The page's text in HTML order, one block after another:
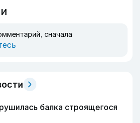
сначала
балка строящегося